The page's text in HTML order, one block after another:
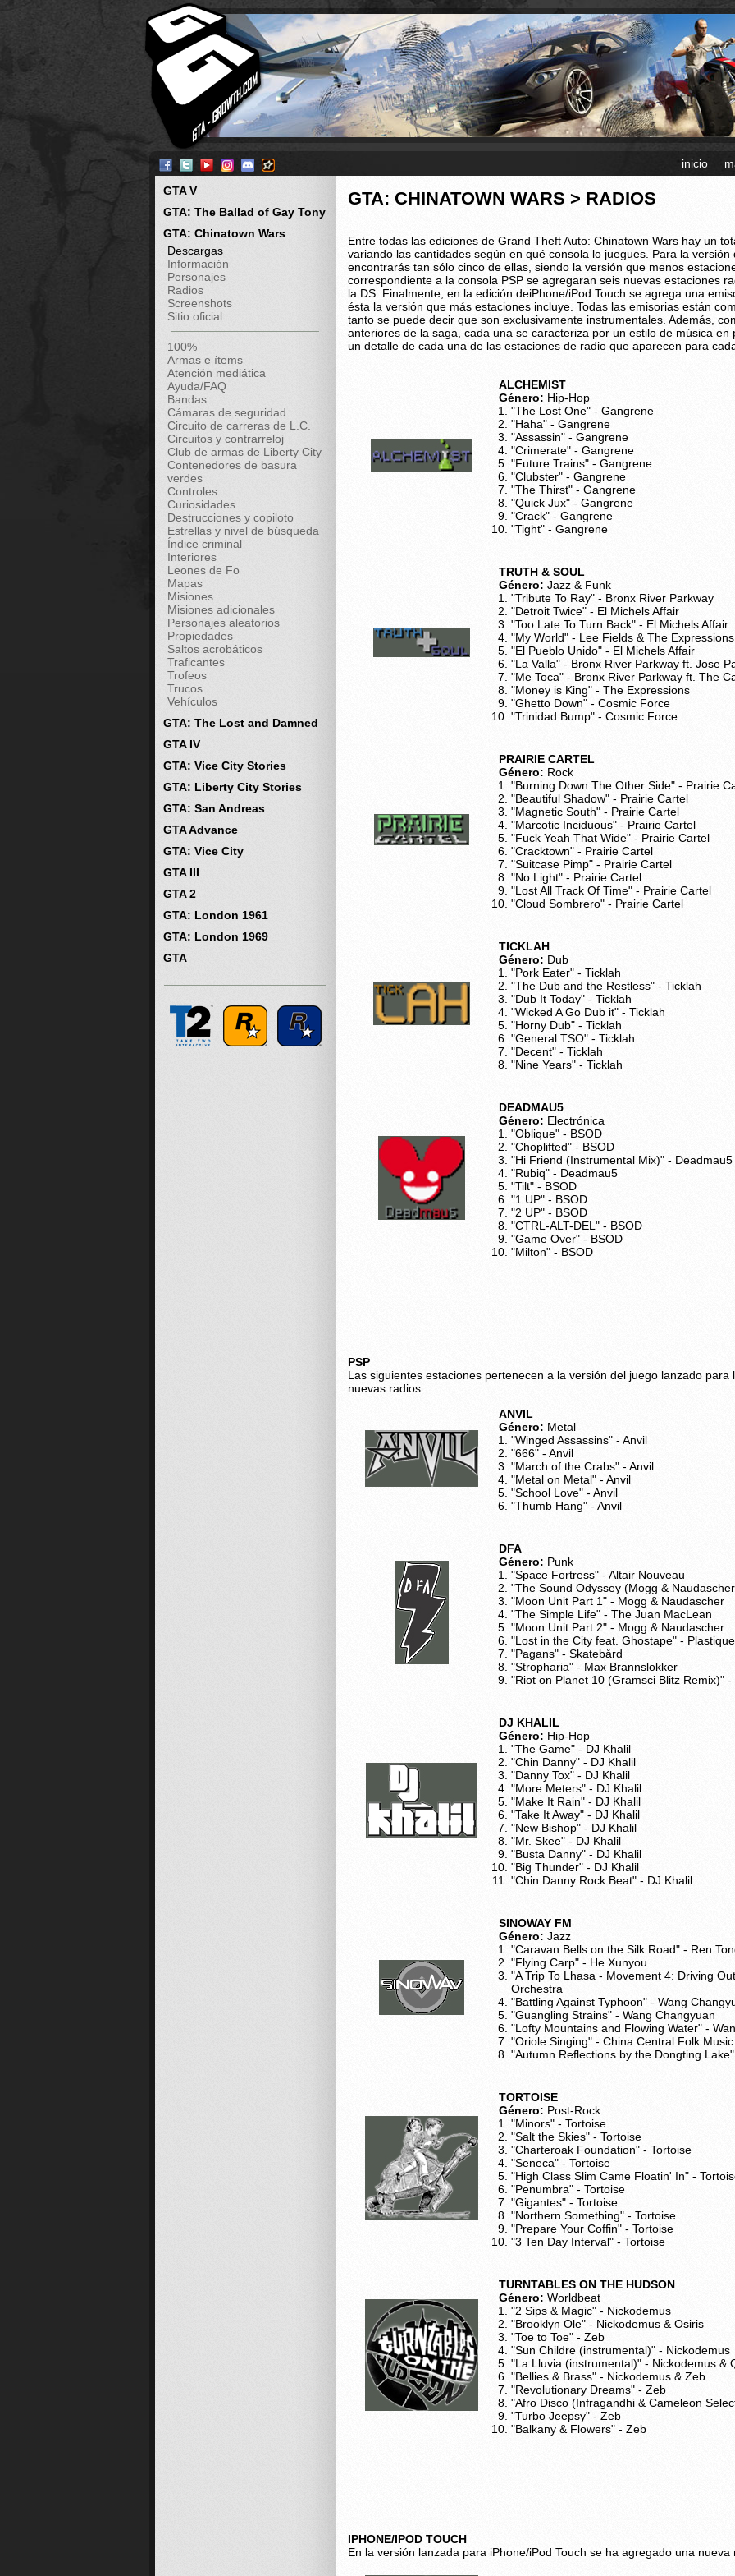
inicio
GTA V
GTA: The Ballad of Gay Tony
GTA: Chinatown Wars
Descargas
Información
Personajes
Radios
Screenshots
Sitio oficial
100%
Armas e ítems
Atención mediática
Ayuda/FAQ
Bandas
Cámaras de seguridad
Circuito de carreras de L.C.
Circuitos y contrarreloj
Club de armas de Liberty City
Contenedores de basura
verdes
Controles
Curiosidades
Destrucciones y copiloto
Estrellas y nivel de búsqueda
Índice criminal
Interiores
Leones de Fo
Mapas
Misiones
Misiones adicionales
Personajes aleatorios
Propiedades
Saltos acrobáticos
Traficantes
Trofeos
Trucos
Vehículos
GTA: The Lost and Damned
GTA IV
GTA: Vice City Stories
GTA: Liberty City Stories
GTA: San Andreas
GTA Advance
GTA: Vice City
GTA III
GTA 2
GTA: London 1961
GTA: London 1969
GTA
GTA: CHINATOWN WARS > RADIOS
Entre todas las ediciones de Grand Theft Auto: Chinatown Wars hay un
variando las cantidades según en qué consola lo juegues. Para la versión
encontrarás tan sólo cinco de ellas, siendo la versión que menos
correspondiente a la consola PSP se agregaran seis nuevas estaciones
la DS. Finalmente, en la edición deiPhone/iPod Touch se agrega una
ésta la versión que más estaciones incluye. Todas las emisorias están
tanto se puede decir que son exclusivamente instrumentales. Además,
anteriores de la saga, cada una se caracteriza por un estilo de música en
un detalle de cada una de las estaciones de radio que aparecen para
ALCHEMIST
Género: Hip-Hop
"The Lost One" - Gangrene
"Haha" - Gangrene
"Assassin" - Gangrene
"Crimerate" - Gangrene
"Future Trains" - Gangrene
"Clubster" - Gangrene
"The Thirst" - Gangrene
"Quick Jux" - Gangrene
"Crack" - Gangrene
"Tight" - Gangrene
TRUTH & SOUL
Género: Jazz & Funk
"Tribute To Ray" - Bronx River Parkway
"Detroit Twice" - El Michels Affair
"Too Late To Turn Back" - El Michels Affair
"My World" - Lee Fields & The Expressions
"El Pueblo Unido" - El Michels Affair
"La Valla" - Bronx River Parkway ft. Jose
"Me Toca" - Bronx River Parkway ft. The
"Money is King" - The Expressions
"Ghetto Down" - Cosmic Force
"Trinidad Bump" - Cosmic Force
PRAIRIE CARTEL
Género: Rock
"Burning Down The Other Side" - Prairie
"Beautiful Shadow" - Prairie Cartel
"Magnetic South" - Prairie Cartel
"Marcotic Inciduous" - Prairie Cartel
"Fuck Yeah That Wide" - Prairie Cartel
"Cracktown" - Prairie Cartel
"Suitcase Pimp" - Prairie Cartel
"No Light" - Prairie Cartel
"Lost All Track Of Time" - Prairie Cartel
"Cloud Sombrero" - Prairie Cartel
TICKLAH
Género: Dub
"Pork Eater" - Ticklah
"The Dub and the Restless" - Ticklah
"Dub It Today" - Ticklah
"Wicked A Go Dub it" - Ticklah
"Horny Dub" - Ticklah
"General TSO" - Ticklah
"Decent" - Ticklah
"Nine Years" - Ticklah
DEADMAU5
Género: Electrónica
"Oblique" - BSOD
"Choplifted" - BSOD
"Hi Friend (Instrumental Mix)" -
"Rubiq" - Deadmau5
"Tilt" - BSOD
"1 UP" - BSOD
"2 UP" - BSOD
"CTRL-ALT-DEL" - BSOD
"Game Over" - BSOD
"Milton" - BSOD
PSP
Las siguientes estaciones pertenecen a la versión del juego lanzado para
nuevas radios.
ANVIL
Género: Metal
"Winged Assassins" - Anvil
"666" - Anvil
"March of the Crabs" - Anvil
"Metal on Metal" - Anvil
"School Love" - Anvil
"Thumb Hang" - Anvil
DFA
Género: Punk
"Space Fortress" - Altair Nouveau
"The Sound Odyssey (Mogg &
"Moon Unit Part 1" - Mogg & Naudascher
"The Simple Life" - The Juan MacLean
"Moon Unit Part 2" - Mogg & Naudascher
"Lost in the City feat. Ghostape" -
"Pagans" - Skatebård
"Stropharia" - Max Brannslokker
"Riot on Planet 10 (Gramsci Blitz Remix)"
DJ KHALIL
Género: Hip-Hop
"The Game" - DJ Khalil
"Chin Danny" - DJ Khalil
"Danny Tox" - DJ Khalil
"More Meters" - DJ Khalil
"Make It Rain" - DJ Khalil
"Take It Away" - DJ Khalil
"New Bishop" - DJ Khalil
"Mr. Skee" - DJ Khalil
"Busta Danny" - DJ Khalil
"Big Thunder" - DJ Khalil
"Chin Danny Rock Beat" - DJ Khalil
SINOWAY FM
Género: Jazz
"Caravan Bells on the Silk Road" - Ren
"Flying Carp" - He Xunyou
"A Trip To Lhasa - Movement 4: Driving
Orchestra
"Battling Against Typhoon" - Wang
"Guangling Strains" - Wang Changyuan
"Lofty Mountains and Flowing Water" -
"Oriole Singing" - China Central Folk
"Autumn Reflections by the Dongting
TORTOISE
Género: Post-Rock
"Minors" - Tortoise
"Salt the Skies" - Tortoise
"Charteroak Foundation" - Tortoise
"Seneca" - Tortoise
"High Class Slim Came Floatin' In" -
"Penumbra" - Tortoise
"Gigantes" - Tortoise
"Northern Something" - Tortoise
"Prepare Your Coffin" - Tortoise
"3 Ten Day Interval" - Tortoise
TURNTABLES ON THE HUDSON
Género: Worldbeat
"2 Sips & Magic" - Nickodemus
"Brooklyn Ole" - Nickodemus & Osiris
"Toe to Toe" - Zeb
"Sun Childre (instrumental)" - Nickodemus
"La Lluvia (instrumental)" - Nickodemus &
"Bellies & Brass" - Nickodemus & Zeb
"Revolutionary Dreams" - Zeb
"Afro Disco (Infragandhi & Cameleon
"Turbo Jeepsy" - Zeb
"Balkany & Flowers" - Zeb
IPHONE/IPOD TOUCH
En la versión lanzada para iPhone/iPod Touch se ha agregado una nueva